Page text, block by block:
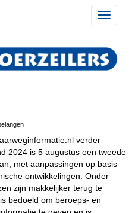
Toggle
verder
2024 is 5 augustus een tweede
met aanpassingen op basis
ontwikkelingen. Onder
zijn makkelijker terug te
bedoeld om beroeps- en